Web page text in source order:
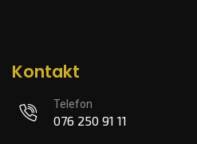
Kontakt
Telefon
076 250 91 11